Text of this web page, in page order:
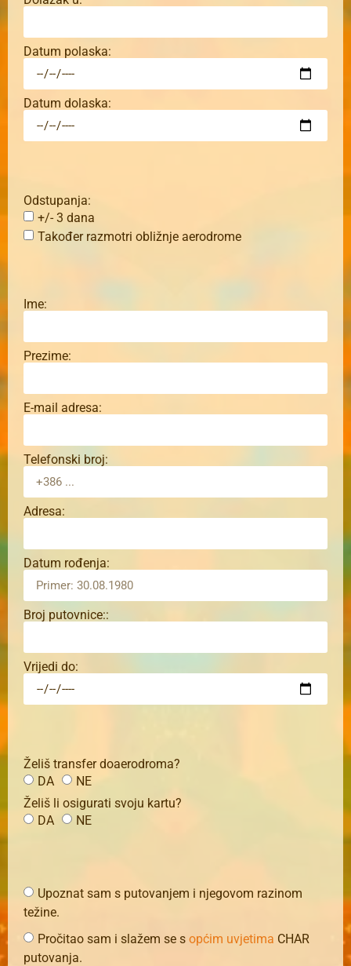
Datum polaska:
Datum dolaska:
Odstupanja:
+/- 3 dana
Također razmotri obližnje aerodrome
Ime:
Prezime:
E-mail adresa:
Telefonski broj:
Adresa:
Datum rođenja:
Broj putovnice::
Vrijedi do:
Želiš transfer doaerodroma?
DA
NE
Želiš li osigurati svoju kartu?
DA
NE
Upoznat sam s putovanjem i njegovom razinom
težine.
Pročitao sam i slažem se s općim uvjetima CHAR
putovanja.